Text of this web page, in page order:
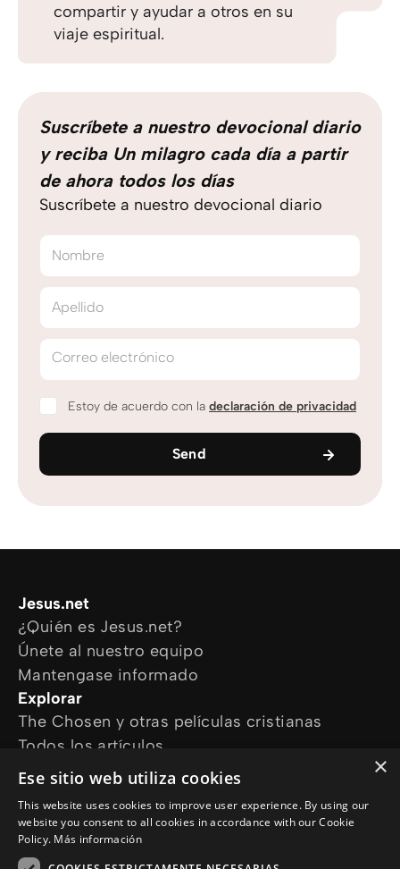
compartir y ayudar a otros en su
viaje espiritual.
Suscríbete a nuestro devocional diario
y reciba Un milagro cada día a partir
de ahora todos los días
Suscríbete a nuestro devocional diario
Nombre
Apellido
Correo electrónico
Estoy de acuerdo con la declaración de privacidad
Send
Jesus.net
¿Quién es Jesus.net?
Únete al nuestro equipo
Mantengase informado
Explorar
The Chosen y otras películas cristianas
Todos los artículos
Cursos online
¿Cómo podemos ayudarte?
Devocional diario
Necesito oración
×
Ese sitio web utiliza cookies
This website uses cookies to improve user experience. By using our
website you consent to all cookies in accordance with our Cookie
Policy. Más información